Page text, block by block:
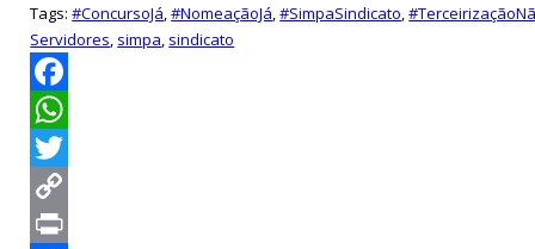
Tags:#ConcursoJá,#NomeaçãoJá,#SimpaSindicato,
Servidores, simpa, sindicato
Facebook
WhatsApp
Twitter
Copy